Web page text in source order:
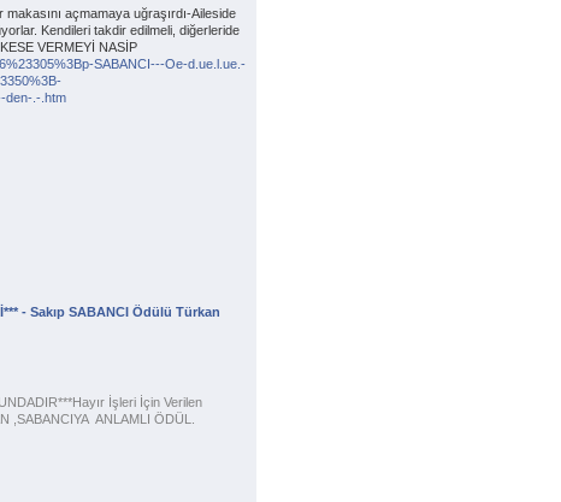
açmamaya uğraşırdı-Aileside
Kendileri takdir edilmeli, diğerleride
VERMEYİ NASİP
SABANCI---Oe-d.ue.l.ue.-
den-.-.htm
- Sakıp SABANCI Ödülü Türkan
İşleri İçin Verilen
,SABANCIYA  ANLAMLI ÖDÜL.